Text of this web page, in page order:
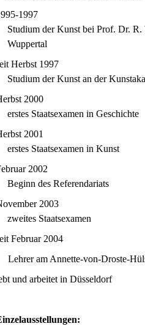
1997
Studium der Kunst bei Prof. Dr.
Wuppertal
Herbst 1997
Studium der Kunst an der
2000
erstes Staatsexamen in Geschichte
2001
erstes Staatsexamen in Kunst
2002
Beginn des Referendariats
2003
zweites Staatsexamen
Februar 2004
Lehrer am Annette-von-Droste-
und arbeitet in Düsseldorf